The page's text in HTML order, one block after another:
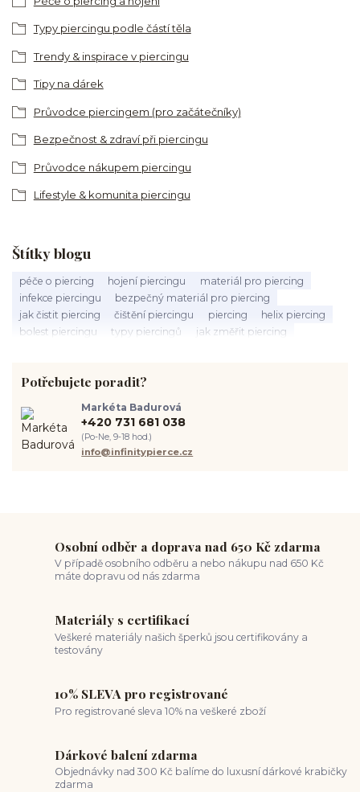
Typy piercingu podle částí těla
Trendy & inspirace v piercingu
Tipy na dárek
Průvodce piercingem (pro začátečníky)
Bezpečnost & zdraví při piercingu
Průvodce nákupem piercingu
Lifestyle & komunita piercingu
Štítky blogu
péče o piercing hojení piercingu
materiál pro piercing
infekce piercingu
bezpečný materiál pro piercing
jak čistit piercing
čištění piercingu piercing
helix piercing
bolest piercingu
typy piercingů
jak změřit piercing
hygiena piercingu
tipy pro piercing
piercing ucha
chirurgická ocel 316L
spravná velikost piercingu
jak pečovat o piercing
medusa piercing
Potřebujete poradit?
Markéta Badurová
+420 731 681 038
(Po-Ne, 9-18 hod.)
info@infinitypierce.cz
Osobní odběr a doprava nad 650 Kč zdarma
V případě osobního odběru a nebo nákupu nad 650 Kč
máte dopravu od nás zdarma
Materiály s certifikací
Veškeré materiály našich šperků jsou certifikovány a
testovány
10% SLEVA pro registrované
Pro registrované sleva 10% na veškeré zboží
Dárkové balení zdarma
Objednávky nad 300 Kč balíme do luxusní dárkové krabičky
zdarma